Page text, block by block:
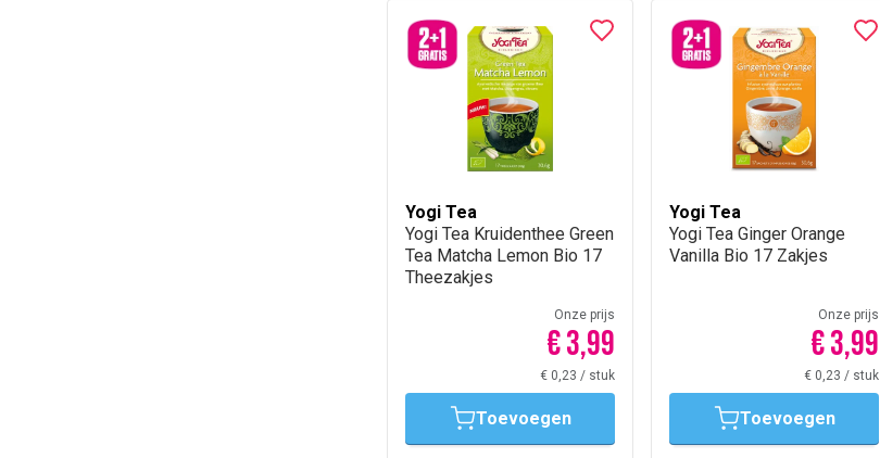
Yogi Tea
Yogi Tea Kruidenthee Green
Tea Matcha Lemon Bio 17
Theezakjes
Onze prijs
€ 3,99
€ 0,23 / stuk
Toevoegen
Yogi Tea
Yogi Tea Ginger Orange
Vanilla Bio 17 Zakjes
Onze prijs
€ 3,99
€ 0,23 / stuk
Toevoegen